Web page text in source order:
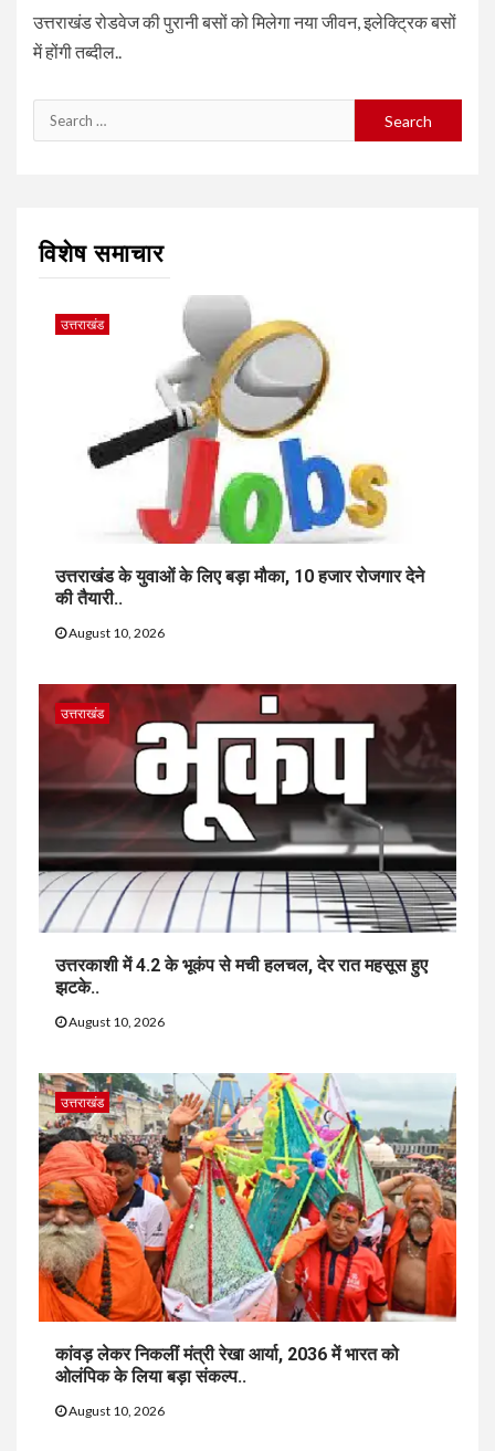
उत्तराखंड रोडवेज की पुरानी बसों को मिलेगा नया जीवन, इलेक्ट्रिक बसों
में होंगी तब्दील..
Search
for:
विशेष समाचार
उत्तराखंड
उत्तराखंड के युवाओं के लिए बड़ा मौका, 10 हजार रोजगार देने
की तैयारी..
August 10, 2026
उत्तराखंड
उत्तरकाशी में 4.2 के भूकंप से मची हलचल, देर रात महसूस हुए
झटके..
August 10, 2026
उत्तराखंड
कांवड़ लेकर निकलीं मंत्री रेखा आर्या, 2036 में भारत को
ओलंपिक के लिया बड़ा संकल्प..
August 10, 2026